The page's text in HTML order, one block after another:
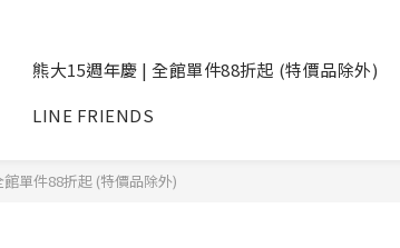
熊大15週年慶 | 全館單件88折起 (特價品除外)
LINE FRIENDS
單件88折起 (特價品除外)